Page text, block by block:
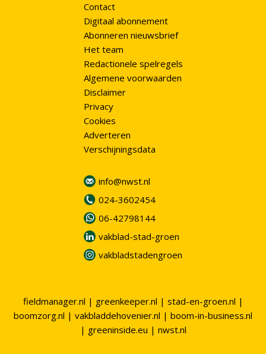
Contact
Digitaal abonnement
Abonneren nieuwsbrief
Het team
Redactionele spelregels
Algemene voorwaarden
Disclaimer
Privacy
Cookies
Adverteren
Verschijningsdata
info@nwst.nl
024-3602454
06-42798144
vakblad-stad-groen
vakbladstadengroen
fieldmanager.nl | greenkeeper.nl | stad-en-groen.nl |
boomzorg.nl | vakbladdehovenier.nl | boom-in-business.nl
| greeninside.eu | nwst.nl